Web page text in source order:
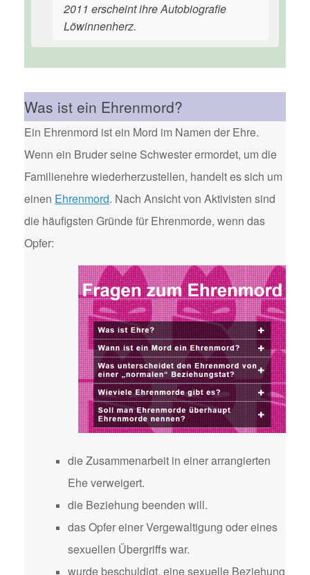
2011 erscheint ihre Autobiografie
Löwinnenherz.
Was ist ein Ehrenmord?
Ein Ehrenmord ist ein Mord im Namen der Ehre.
Wenn ein Bruder seine Schwester ermordet, um die
Familienehre wiederherzustellen, handelt es sich um
einen Ehrenmord. Nach Ansicht von Aktivisten sind
die häufigsten Gründe für Ehrenmorde, wenn das
Opfer:
die Zusammenarbeit in einer arrangierten
Ehe verweigert.
die Beziehung beenden will.
das Opfer einer Vergewaltigung oder eines
sexuellen Übergriffs war.
wurde beschuldigt, eine sexuelle Beziehung